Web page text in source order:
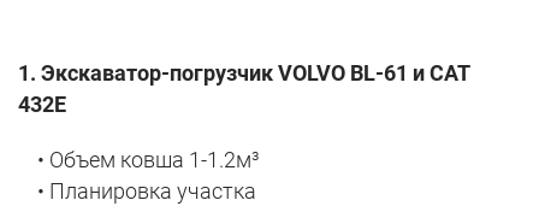
1. Экскаватор-погрузчик VOLVO BL-61 и CAT
432E
• Объем ковша 1-1.2м³
• Планировка участка